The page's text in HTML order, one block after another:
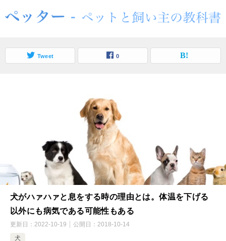
Tweet 0
犬がハァハァと息をする時の理由とは。体温を下げる
以外にも病気である可能性もある
更新日： 2022-10-19 公開日： 2018-10-14
犬